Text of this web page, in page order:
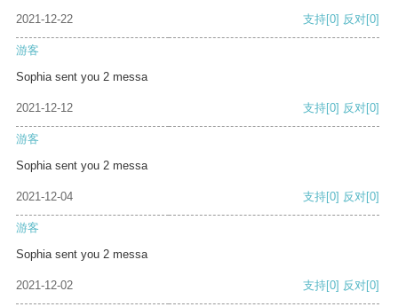
2021-12-22 支持[0] 反对[0]
游客
Sophia sent you 2 messa
2021-12-12 支持[0] 反对[0]
游客
Sophia sent you 2 messa
2021-12-04 支持[0] 反对[0]
游客
Sophia sent you 2 messa
2021-12-02 支持[0] 反对[0]